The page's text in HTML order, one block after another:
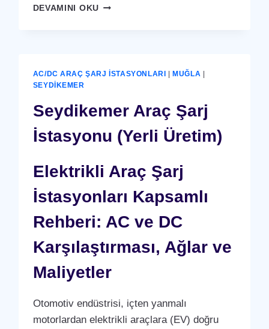
DEVAMINI OKUSEYDIKEMER
AC/DC ARAÇ ŞARJ İSTASYONLARI MUĞLA
SEYDIKEMER
Seydikemer Araç Şarj
İstasyonu (Yerli Üretim)
Elektrikli Araç Şarj
İstasyonları Kapsamlı
Rehberi: AC ve DC
Karşılaştırması, Ağlar ve
Maliyetler
Otomotiv endüstrisi, içten yanmalı
motorlardan elektrikli araçlara (EV) doğru